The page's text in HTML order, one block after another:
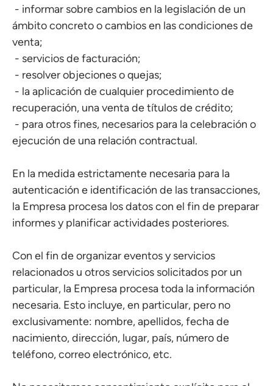
- informar sobre cambios en la legislación de un
ámbito concreto o cambios en las condiciones de
venta;
- servicios de facturación;
- resolver objeciones o quejas;
- la aplicación de cualquier procedimiento de
recuperación, una venta de títulos de crédito;
- para otros fines, necesarios para la celebración o
ejecución de una relación contractual.
En la medida estrictamente necesaria para la
autenticación e identificación de las transacciones,
la Empresa procesa los datos con el fin de preparar
informes y planificar actividades posteriores.
Con el fin de organizar eventos y servicios
relacionados u otros servicios solicitados por un
particular, la Empresa procesa toda la información
necesaria. Esto incluye, en particular, pero no
exclusivamente: nombre, apellidos, fecha de
nacimiento, dirección, lugar, país, número de
teléfono, correo electrónico, etc.